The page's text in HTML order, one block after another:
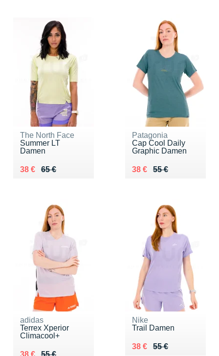
The North Face
Summer LT
Damen
65 €
Au lieu de 65 €
38 €
Vendu 38 €
Patagonia
Cap Cool Daily
Graphic Damen
55 €
Au lieu de 55 €
38 €
Vendu 38 €
adidas
Terrex Xperior
Climacool+
55 €
Au lieu de 55 €
38 €
Vendu 38 €
Nike
Trail Damen
55 €
Au lieu de 55 €
38 €
Vendu 38 €